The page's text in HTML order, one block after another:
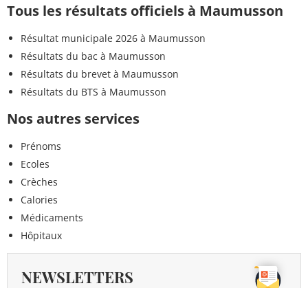
Tous les résultats officiels à Maumusson
Résultat municipale 2026 à Maumusson
Résultats du bac à Maumusson
Résultats du brevet à Maumusson
Résultats du BTS à Maumusson
Nos autres services
Prénoms
Ecoles
Crèches
Calories
Médicaments
Hôpitaux
NEWSLETTERS